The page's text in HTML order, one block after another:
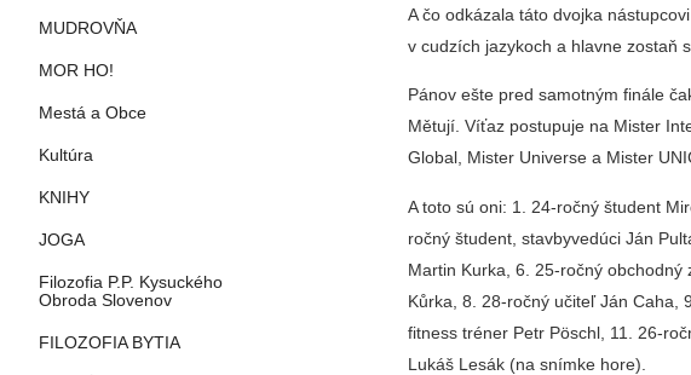
MUDROVŇA
MOR HO!
Mestá a Obce
Kultúra
KNIHY
JOGA
Filozofia P.P. Kysuckého
Obroda Slovenov
FILOZOFIA BYTIA
A čo odkázala táto dvojka
v cudzích jazykoch a hlavne zostaň
Pánov ešte pred samotným finále
Mětují. Víťaz postupuje na Mister
Global, Mister Universe a Mister
A toto sú oni: 1. 24-ročný študent
ročný študent, stavbyvedúci Ján
Martin Kurka, 6. 25-ročný
Kůrka, 8. 28-ročný učiteľ Ján Caha,
fitness tréner Petr Pöschl, 11. 26-
Lukáš Lesák (na snímke hore).